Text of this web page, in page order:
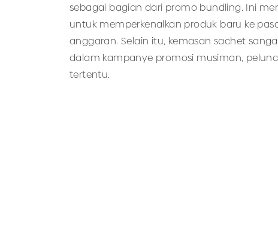
sebagai bagian dari promo bundling. Ini
untuk memperkenalkan produk baru ke
anggaran. Selain itu, kemasan sachet
dalam kampanye promosi musiman,
tertentu.